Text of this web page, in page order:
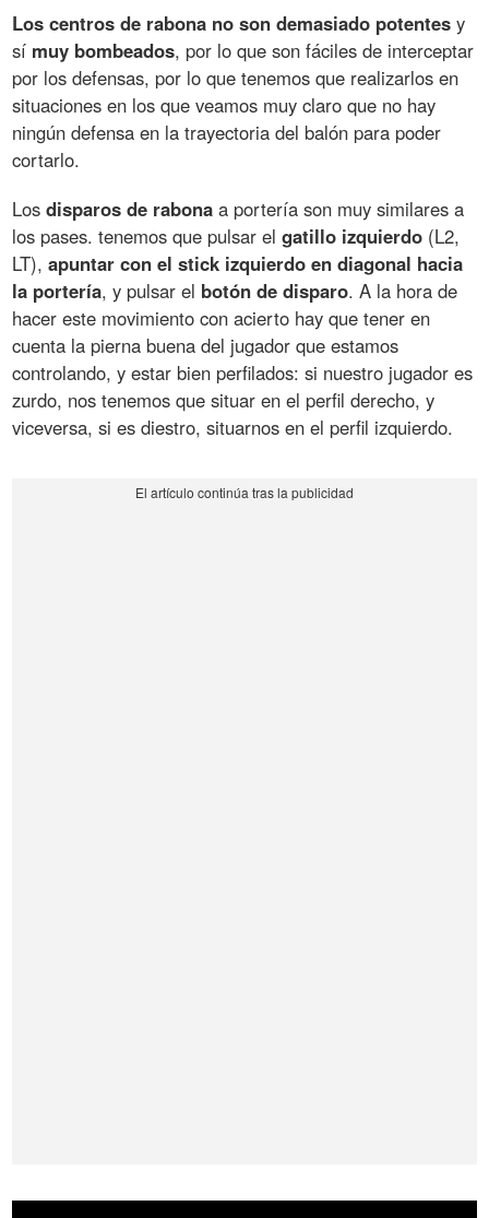
Los centros de rabona no son demasiado potentes y
sí muy bombeados, por lo que son fáciles de interceptar
por los defensas, por lo que tenemos que realizarlos en
situaciones en los que veamos muy claro que no hay
ningún defensa en la trayectoria del balón para poder
cortarlo.
Losdisparos de rabona a portería son muy similares a
los pases. tenemos que pulsar elgatillo izquierdo (L2,
LT),apuntar con el stick izquierdo en diagonal hacia
la portería, y pulsar el botón de disparo. A la hora de
hacer este movimiento con acierto hay que tener en
cuenta la pierna buena del jugador que estamos
controlando, y estar bien perfilados: si nuestro jugador es
zurdo, nos tenemos que situar en el perfil derecho, y
viceversa, si es diestro, situarnos en el perfil izquierdo.